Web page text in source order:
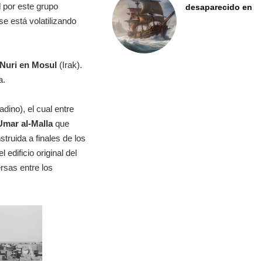
por este grupo
está volatilizando
en Mosul (Irak).
el cual entre
al-Mallaque
a finales de los
edificio original del
entre los
desaparecido